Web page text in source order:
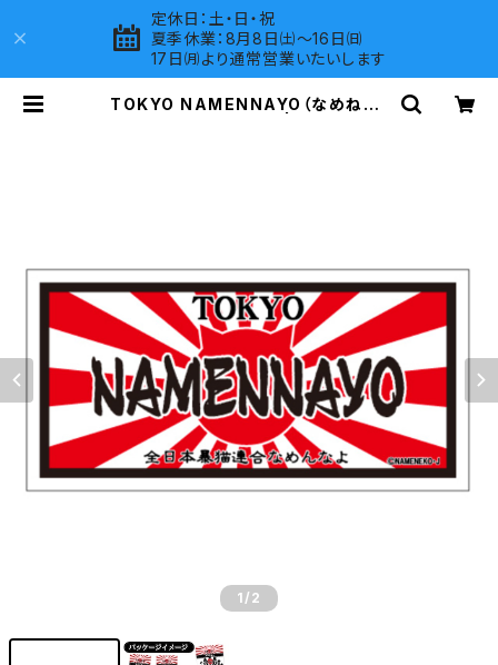
定休日：土・日・祝
夏季休業：8月8日㈯～16日㈰
17日㈪より通常営業いたいします
TOKYO NAMENNAYO（なめねこ）
1 /2